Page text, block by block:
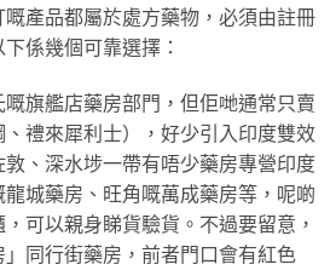
產品都屬於處方藥物，必須由註冊
係幾個可靠選擇：
旗艦店藥房部門，但佢哋通常只賣
禮來犀利士），好少引入印度雙效
、深水埗一帶有唔少藥房專營印度
城藥房、旺角嘅萬成藥房等，呢啲
可以親身睇貨驗貨。不過要留意，
同行街藥房，前者門口會有紅色